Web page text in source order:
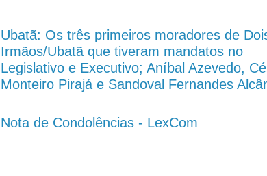
Ubatã: Os três primeiros moradores de
Irmãos/Ubatã que tiveram mandatos no
Legislativo e Executivo; Aníbal Azevedo,
Monteiro Pirajá e Sandoval Fernandes
Nota de Condolências - LexCom